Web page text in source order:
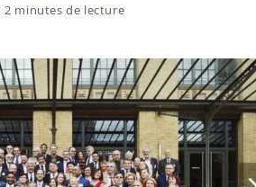
2 minutes de lecture